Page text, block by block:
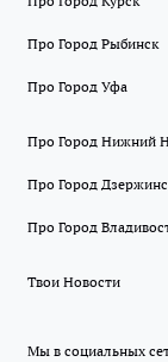
Про Город Рыбинск
Про Город Уфа
Про Город Нижний
Про Город
Про Город
Твои Новости
Мы в социальных